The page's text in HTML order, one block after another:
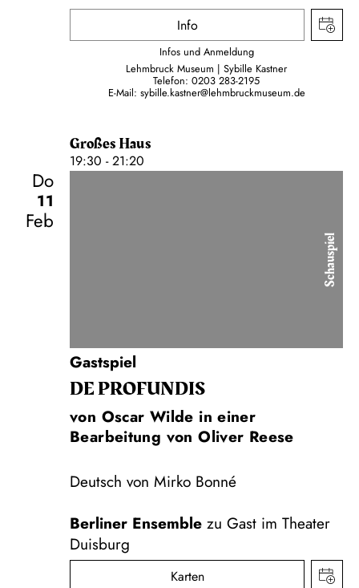
Info
Infos und Anmeldung
Lehmbruck Museum | Sybille Kastner
Telefon: 0203 283-2195
E-Mail: sybille.kastner@lehmbruckmuseum.de
Großes Haus
19:30 - 21:20
Do
11
Feb
Schauspiel
Gastspiel
DE PROFUNDIS
von Oscar Wilde in einer
Bearbeitung von Oliver Reese
Deutsch von Mirko Bonné
Berliner Ensemble zu Gast im Theater
Duisburg
Karten